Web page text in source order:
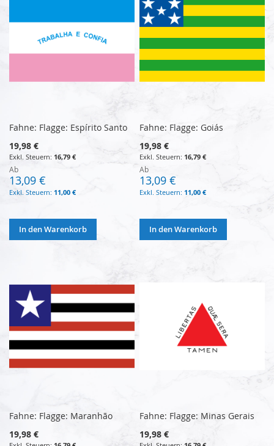
Fahne: Flagge: Espírito Santo
19,98 €
16,79 €
Ab
13,09 €
11,00 €
In den Warenkorb
Fahne: Flagge: Goiás
19,98 €
16,79 €
Ab
13,09 €
11,00 €
In den Warenkorb
Fahne: Flagge: Maranhão
19,98 €
Fahne: Flagge: Minas Gerais
19,98 €